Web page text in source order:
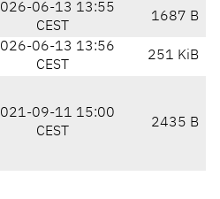
06-13 13:55
CEST
1687 B
06-13 13:56
CEST
251 KiB
09-11 15:00
CEST
2435 B